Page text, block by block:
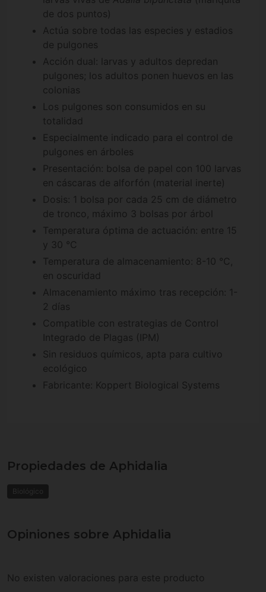
de dos puntos)
Actúa sobre todas las especies y estadios
de pulgones
Acción dual: larvas y adultos depredan
pulgones; los adultos ponen huevos en las
colonias
Los pulgones son consumidos en su
totalidad
Especialmente indicado para el control de
pulgones en árboles
Presentación: bolsa de papel con 100 larvas
en cáscaras de alforfón (material inerte)
Dosis: 1 bolsa por cada 25 cm de diámetro
de tronco, máximo 3 bolsas por árbol
Temperatura óptima de actuación: entre 15
y 30 °C
Temperatura de almacenamiento: 8-10 °C,
en oscuridad
Almacenamiento máximo tras recepción: 1-
2 días
Compatible con estrategias de Control
Integrado de Plagas (IPM)
Sin residuos químicos, apta para cultivo
ecológico
Fabricante: Koppert Biological Systems
Propiedades de Aphidalia
Biológico
Opiniones sobre Aphidalia
No existen valoraciones para este producto